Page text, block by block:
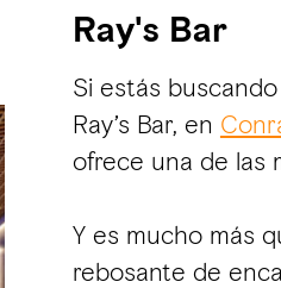
Ray's Bar
Si estás
Ray’s Bar, en
ofrece una de las
Y es mucho más
rebosante de